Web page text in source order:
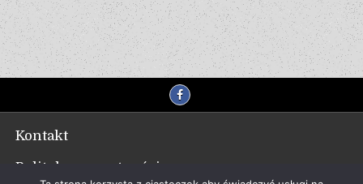
Kontakt
Polityka prywatności